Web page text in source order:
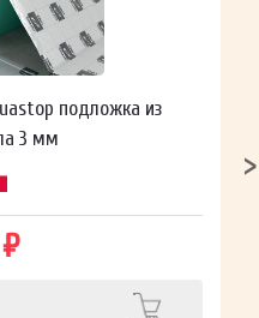
подложка из
3 мм